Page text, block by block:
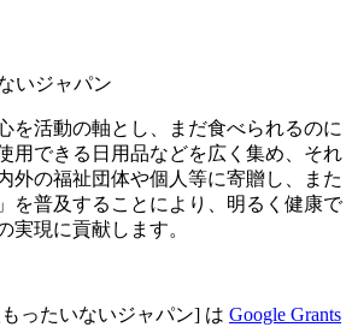
を活動の軸とし、まだ食べられるのに
用できる日用品などを広く集め、それ
外の福祉団体や個人等に寄贈し、また
を普及することにより、明るく健康で
実現に貢献します。
ったいないジャパン] は Google Grants